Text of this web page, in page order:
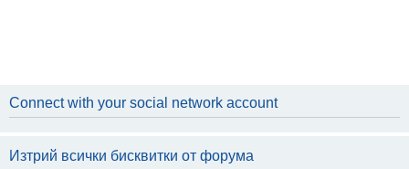
Connect with your social network account
Изтрий всички бисквитки от форума